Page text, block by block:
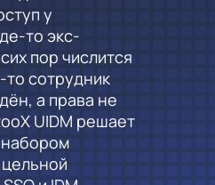
у
то экс-
пор числится
сотрудник
а права не
UIDM решает
набором